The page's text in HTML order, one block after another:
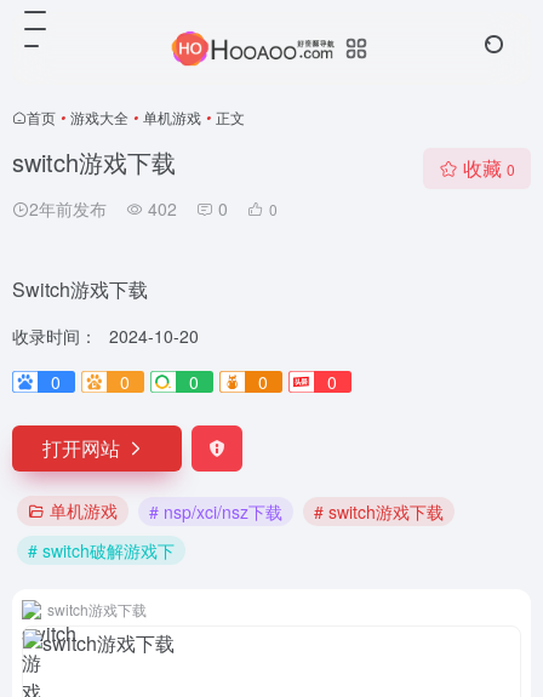
首页 • 游戏大全 • 单机游戏 • 正文
switch游戏下载
2年前发布 402 0 0
收藏 0
Switch游戏下载
收录时间：
2024-10-20
0
0 0 0 0
打开网站
单机游戏 # nsp/xci/nsz下载
# switch游戏下载
# switch破解游戏下
switch游戏下载